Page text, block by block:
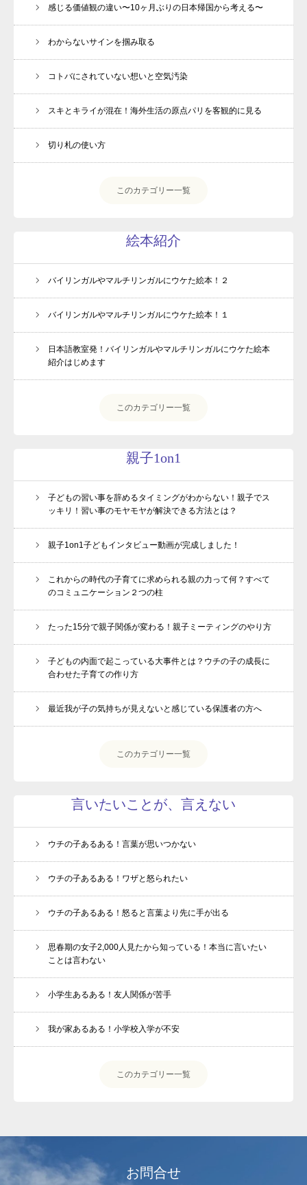
感じる価値観の違い〜10ヶ月ぶりの日本帰国から考える〜
わからないサインを掴み取る
コトバにされていない想いと空気汚染
スキとキライが混在！海外生活の原点パリを客観的に見る
切り札の使い方
このカテゴリー一覧
絵本紹介
バイリンガルやマルチリンガルにウケた絵本！２
バイリンガルやマルチリンガルにウケた絵本！１
日本語教室発！バイリンガルやマルチリンガルにウケた絵本
紹介はじめます
このカテゴリー一覧
親子1on1
子どもの習い事を辞めるタイミングがわからない！親子でス
ッキリ！習い事のモヤモヤが解決できる方法とは？
親子1on1子どもインタビュー動画が完成しました！
これからの時代の子育てに求められる親の力って何？すべて
のコミュニケーション２つの柱
たった15分で親子関係が変わる！親子ミーティングのやり方
子どもの内面で起こっている大事件とは？ウチの子の成長に
合わせた子育ての作り方
最近我が子の気持ちが見えないと感じている保護者の方へ
このカテゴリー一覧
言いたいことが、言えない
ウチの子あるある！言葉が思いつかない
ウチの子あるある！ワザと怒られたい
ウチの子あるある！怒ると言葉より先に手が出る
思春期の女子2,000人見たから知っている！本当に言いたい
ことは言わない
小学生あるある！友人関係が苦手
我が家あるある！小学校入学が不安
このカテゴリー一覧
お問合せ
よくあるご質問
お問い合わせ